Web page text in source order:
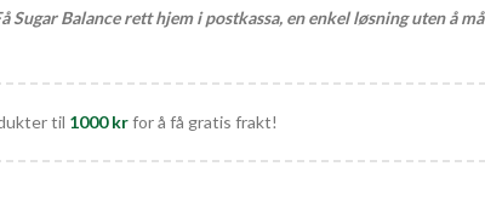
Sugar Balance rett hjem i postkassa, en enkel løsning uten å
til 1000krfor å få gratis frakt!